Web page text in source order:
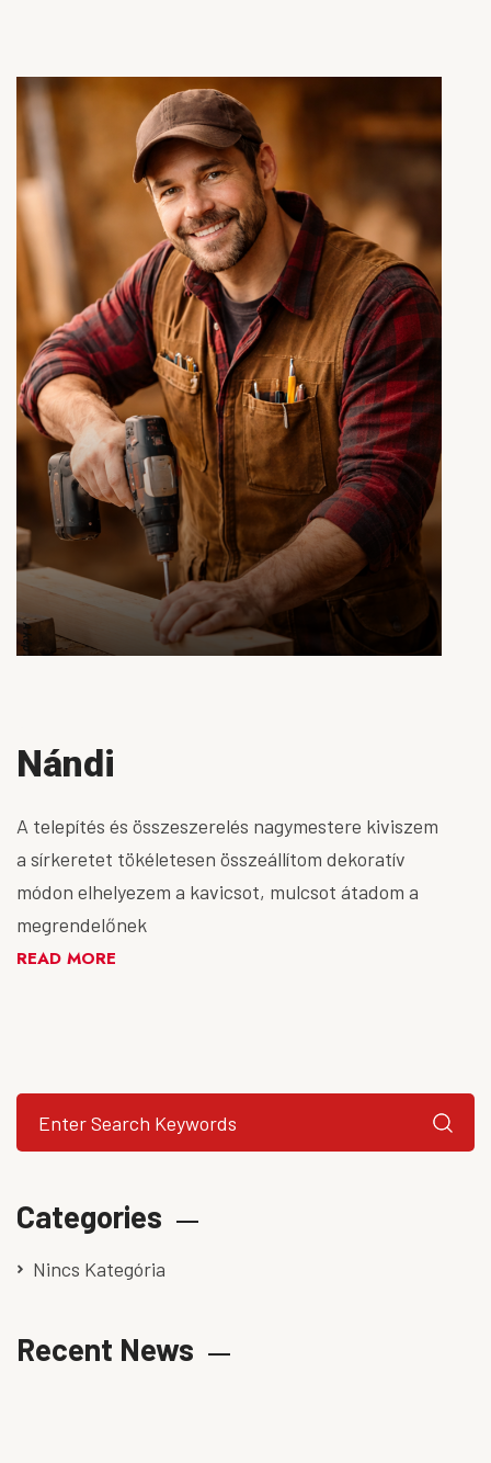
Nándi
A telepítés és összeszerelés nagymestere kiviszem
a sírkeretet tökéletesen összeállítom dekoratív
módon elhelyezem a kavicsot, mulcsot átadom a
megrendelőnek
READ MORE
Categories
Nincs Kategória
Recent News